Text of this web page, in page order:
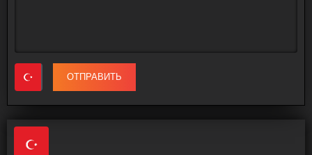
ОТПРАВИТЬ